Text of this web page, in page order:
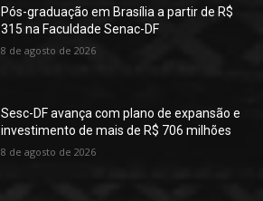
Pós-graduação em Brasília a partir de R$
315 na Faculdade Senac-DF
8 de agosto de 2026
Sesc-DF avança com plano de expansão e
investimento de mais de R$ 706 milhões
8 de agosto de 2026